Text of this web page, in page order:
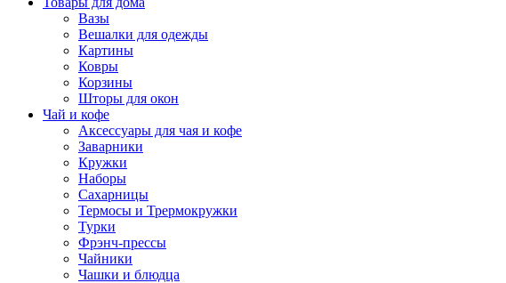
Вазы
Вешалки для одежды
Картины
Ковры
Корзины
Шторы для окон
Чай и кофе
Аксессуары для чая и кофе
Заварники
Кружки
Наборы
Сахарницы
Термосы и Трермокружки
Турки
Фрэнч-прессы
Чайники
Чашки и блюдца